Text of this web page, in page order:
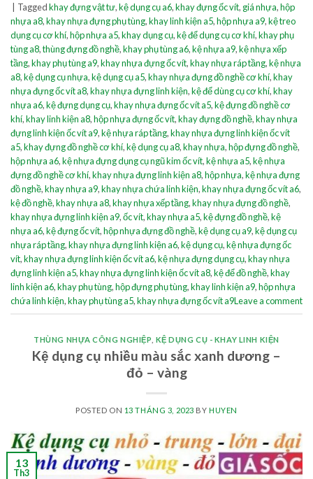
Taggedkhay đựng vật tư,kệ dụng cụ a6,khay đựng ốc vít, giá nhựa,hộp
nhựa a8,khay nhựa đựng phụ tùng,khay linh kiện a5,hộp nhựa a9,kệ treo
dụng cụ cơ khí,hộp nhựa a5,khay dụng cụ,kệ để dụng cụ cơ khí,khay phụ
tùng a8,thùng đựng đồ nghề,khay phụ tùng a6,kệ nhựa a9,kệ nhựa xếp
tầng,khay phụ tùng a9,khay nhựa đựng ốc vít,khay nhựa ráp tầng,kệ nhựa
a8,kệ dụng cụ nhựa,kệ dụng cụ a5,khay nhựa đựng đồ nghề cơ khí,khay
nhựa đựng ốc vít a8,khay nhựa đựng linh kiện,kệ để dùng cụ cơ khí,khay
nhựa a6,kệ đựng dụng cụ,khay nhựa đựng ốc vít a5,kệ đựng đồ nghề cơ
khí,khay linh kiện a8,hộp nhựa đựng ốc vít,khay đựng đồ nghề,khay nhựa
đựng linh kiện ốc vít a9,kệ nhựa ráp tầng,khay nhựa đựng linh kiện ốc vít
a5,khay đựng đồ nghề cơ khí,kệ dụng cụ a8,khay nhựa,hộp đựng đồ nghề,
hộp nhựa a6,kệ nhựa đựng dụng cụ ngũ kim ốc vít,kệ nhựa a5,kệ nhựa
đựng đồ nghề cơ khí,khay nhựa đựng linh kiện a8,hộp nhựa,kệ nhựa đựng
đồ nghề,khay nhựa a9,khay nhựa chứa linh kiện,khay nhựa đựng ốc vít a6,
kệ đồ nghề,khay nhựa a8,khay nhựa xếp tầng,khay nhựa đựng đồ nghề,
khay nhựa đựng linh kiện a9,ốc vít,khay nhựa a5,kệ đựng đồ nghề,kệ
nhựa a6,kệ đựng ốc vít,hộp nhựa đựng đồ nghề,kệ dụng cụ a9,kệ dụng cụ
nhựa ráp tầng,khay nhựa đựng linh kiện a6,kệ dụng cụ,kệ nhựa đựng ốc
vít,khay nhựa đựng linh kiện ốc vít a6,kệ nhựa đựng dụng cụ,khay nhựa
đựng linh kiện a5,khay nhựa đựng linh kiện ốc vít a8,kệ để đồ nghề,khay
linh kiện a6,khay phụ tùng,hộp đựng phụ tùng,khay linh kiện a9,hộp nhựa
chứa linh kiện,khay phụ tùng a5,khay nhựa đựng ốc vít a9Leave a comment
THÙNG NHỰA CÔNG NGHIỆP KỆ DỤNG CỤ - KHAY LINH KIỆN
Kệ dụng cụ nhiều màu sắc xanh dương –
đỏ – vàng
POSTED ON 13 THÁNG 3, 2023 BY HUYEN
13
Th3